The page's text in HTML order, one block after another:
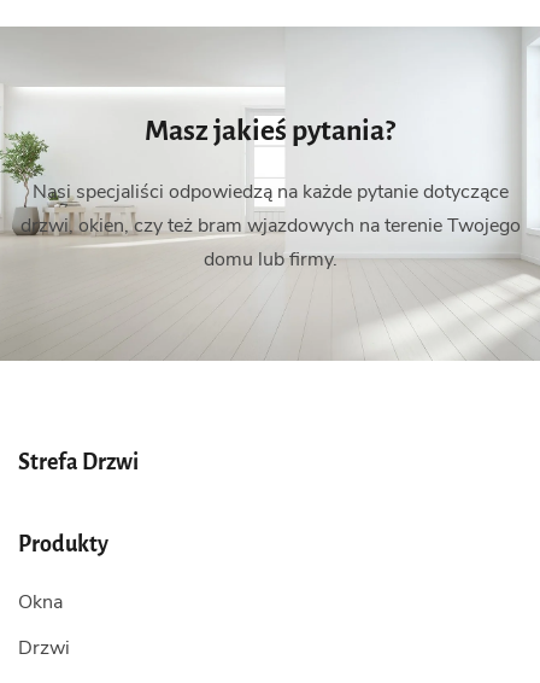
Masz jakieś pytania?
Nasi specjaliści odpowiedzą na każde pytanie dotyczące
drzwi, okien, czy też bram wjazdowych na terenie Twojego
domu lub firmy.
Strefa Drzwi
Produkty
Okna
Drzwi